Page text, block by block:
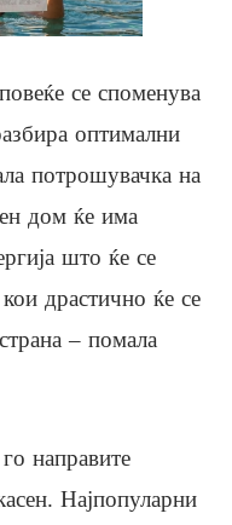
се споменува
оптимални
потрошувачка на
дом ќе има
што ќе се
драстично ќе се
– помала
направите
Најпопуларни